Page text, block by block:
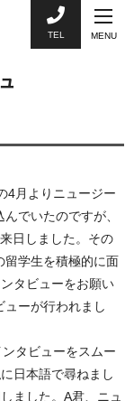
TEL MENU
4月よりニュージー
でいたのですが、
日しました。その
留学生を積極的に面
タビューをお願い
ューが行われまし
タビューをスムー
日本語で尋ねまし
ました。A君、ニュ